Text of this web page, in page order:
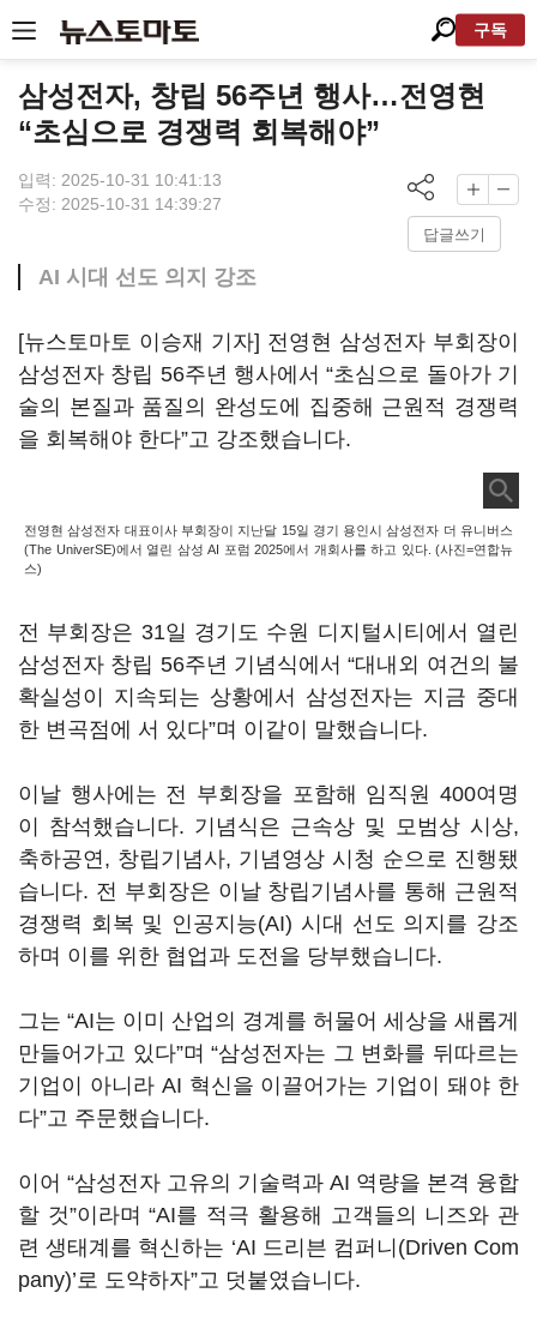
구독
삼성전자, 창립 56주년 행사…전영현
“초심으로 경쟁력 회복해야”
입력: 2025-10-31 10:41:13
수정: 2025-10-31 14:39:27
답글쓰기
AI 시대 선도 의지 강조
[뉴스토마토 이승재 기자] 전영현 삼성전자 부회장이
삼성전자 창립 56주년 행사에서 “초심으로 돌아가 기
술의 본질과 품질의 완성도에 집중해 근원적 경쟁력
을 회복해야 한다”고 강조했습니다.
전영현 삼성전자 대표이사 부회장이 지난달 15일 경기 용인시 삼성전자 더 유니버스
(The UniverSE)에서 열린 삼성 AI 포럼 2025에서 개회사를 하고 있다. (사진=연합뉴
스)
전 부회장은 31일 경기도 수원 디지털시티에서 열린
삼성전자 창립 56주년 기념식에서 “대내외 여건의 불
확실성이 지속되는 상황에서 삼성전자는 지금 중대
한 변곡점에 서 있다”며 이같이 말했습니다.
이날 행사에는 전 부회장을 포함해 임직원 400여명
이 참석했습니다. 기념식은 근속상 및 모범상 시상,
축하공연, 창립기념사, 기념영상 시청 순으로 진행됐
습니다. 전 부회장은 이날 창립기념사를 통해 근원적
경쟁력 회복 및 인공지능(AI) 시대 선도 의지를 강조
하며 이를 위한 협업과 도전을 당부했습니다.
그는 “AI는 이미 산업의 경계를 허물어 세상을 새롭게
만들어가고 있다”며 “삼성전자는 그 변화를 뒤따르는
기업이 아니라 AI 혁신을 이끌어가는 기업이 돼야 한
다”고 주문했습니다.
이어 “삼성전자 고유의 기술력과 AI 역량을 본격 융합
할 것”이라며 “AI를 적극 활용해 고객들의 니즈와 관
련 생태계를 혁신하는 ‘AI 드리븐 컴퍼니(Driven Com
pany)’로 도약하자”고 덧붙였습니다.